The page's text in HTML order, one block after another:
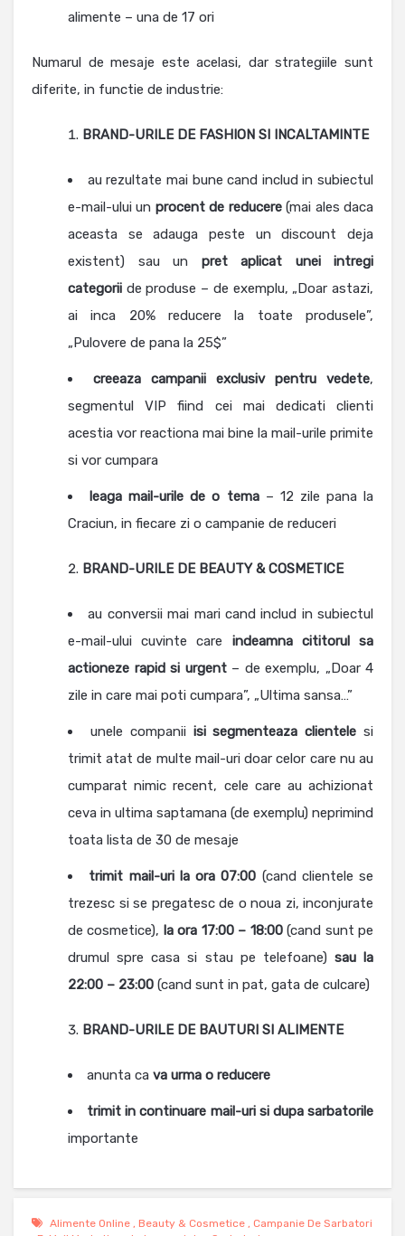
alimente – una de 17 ori
Numarul de mesaje este acelasi, dar strategiile sunt
diferite, in functie de industrie:
BRAND-URILE DE FASHION SI INCALTAMINTE
au rezultate mai bune cand includ in subiectul
e-mail-ului un procent de reducere(mai ales daca
aceasta se adauga peste un discount deja
existent) sau un pret aplicat unei intregi
categorii de produse – de exemplu, „Doar astazi,
ai inca 20% reducere la toate produsele”,
„Pulovere de pana la 25$”
creeaza campanii exclusiv pentru vedete,
segmentul VIP fiind cei mai dedicati clienti
acestia vor reactiona mai bine la mail-urile primite
si vor cumpara
leaga mail-urile de o tema – 12 zile pana la
Craciun, in fiecare zi o campanie de reduceri
BRAND-URILE DE BEAUTY & COSMETICE
au conversii mai mari cand includ in subiectul
e-mail-ului cuvinte care indeamna cititorul sa
actioneze rapid si urgent – de exemplu, „Doar 4
zile in care mai poti cumpara”, „Ultima sansa…”
unele companii isi segmenteaza clientele si
trimit atat de multe mail-uri doar celor care nu au
cumparat nimic recent, cele care au achizionat
ceva in ultima saptamana (de exemplu) neprimind
toata lista de 30 de mesaje
trimit mail-uri la ora 07:00 (cand clientele se
trezesc si se pregatesc de o noua zi, inconjurate
de cosmetice), la ora 17:00 – 18:00(cand sunt pe
drumul spre casa si stau pe telefoane) sau la
22:00 – 23:00 (cand sunt in pat, gata de culcare)
BRAND-URILE DE BAUTURI SI ALIMENTE
anunta ca va urma o reducere
trimit in continuare mail-uri si dupa sarbatorile
importante
Alimente Online , Beauty & Cosmetice , Campanie De Sarbatori